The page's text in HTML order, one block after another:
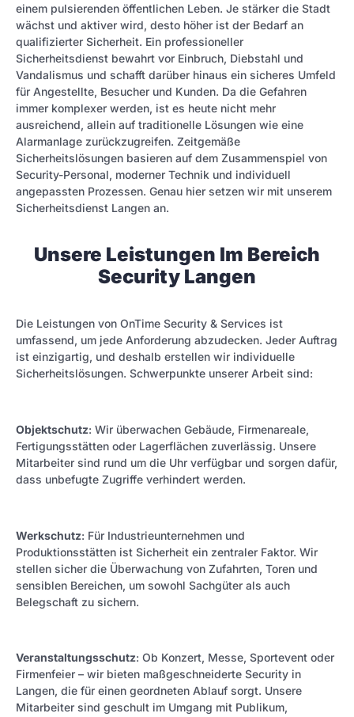
einem pulsierenden öffentlichen Leben. Je stärker die Stadt
wächst und aktiver wird, desto höher ist der Bedarf an
qualifizierter Sicherheit. Ein professioneller
Sicherheitsdienst bewahrt vor Einbruch, Diebstahl und
Vandalismus und schafft darüber hinaus ein sicheres Umfeld
für Angestellte, Besucher und Kunden. Da die Gefahren
immer komplexer werden, ist es heute nicht mehr
ausreichend, allein auf traditionelle Lösungen wie eine
Alarmanlage zurückzugreifen. Zeitgemäße
Sicherheitslösungen basieren auf dem Zusammenspiel von
Security-Personal, moderner Technik und individuell
angepassten Prozessen. Genau hier setzen wir mit unserem
Sicherheitsdienst Langen an.
Unsere Leistungen Im Bereich
Security Langen
Die Leistungen von OnTime Security & Services ist
umfassend, um jede Anforderung abzudecken. Jeder Auftrag
ist einzigartig, und deshalb erstellen wir individuelle
Sicherheitslösungen. Schwerpunkte unserer Arbeit sind:
Objektschutz: Wir überwachen Gebäude, Firmenareale,
Fertigungsstätten oder Lagerflächen zuverlässig. Unsere
Mitarbeiter sind rund um die Uhr verfügbar und sorgen dafür,
dass unbefugte Zugriffe verhindert werden.
Werkschutz: Für Industrieunternehmen und
Produktionsstätten ist Sicherheit ein zentraler Faktor. Wir
stellen sicher die Überwachung von Zufahrten, Toren und
sensiblen Bereichen, um sowohl Sachgüter als auch
Belegschaft zu sichern.
Veranstaltungsschutz: Ob Konzert, Messe, Sportevent oder
Firmenfeier – wir bieten maßgeschneiderte Security in
Langen, die für einen geordneten Ablauf sorgt. Unsere
Mitarbeiter sind geschult im Umgang mit Publikum,